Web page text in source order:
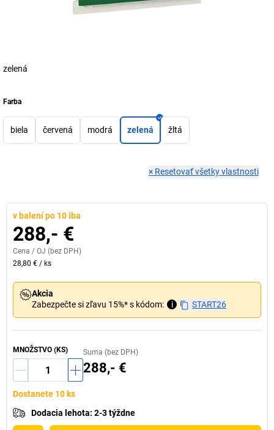
zelená
Farba
biela červená modrá zelená žltá
× Resetovať všetky vlastnosti
v balení po 10 iba
288,- €
Cena / OJ (bez DPH)
28,80 € / ks
Akcia
Zabezpečte si zľavu 15%* s kódom:
i START26
MNOŽSTVO (KS) Suma (bez DPH)
288,- €
Dostanete 10 ks
Dodacia lehota: 2-3 týždne